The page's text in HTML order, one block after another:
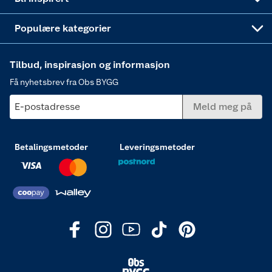
Populære kategorier
Tilbud, inspirasjon og informasjon
Få nyhetsbrev fra Obs BYGG
E-postadresse Meld meg på
Betalingsmetoder Leveringsmetoder